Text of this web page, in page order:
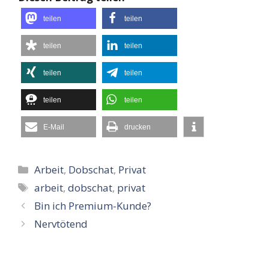
teilen teilen
teilen teilen
teilen teilen
teilen teilen
E-Mail drucken
Kategorien
Arbeit, Dobschat, Privat
Schlagwörter
arbeit,dobschat, privat
Bin ich Premium-Kunde?
Nervtötend